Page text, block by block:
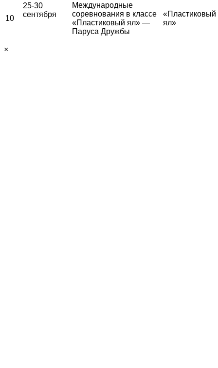
10
25-30
сентября
Международные
соревнования в классе
«Пластиковый ял» —
Паруса Дружбы
«Пластиковый
ял»
×